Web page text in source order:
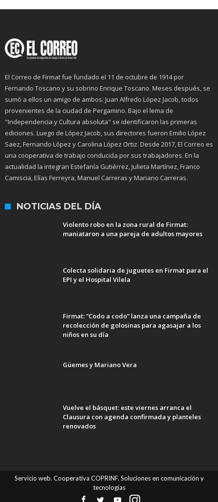
El Correo de Firmat fue fundado el 11 de octubre de 1914 por
Fernando Toscano y su sobrino Enrique Toscano. Meses después, se
sumó a ellos un amigo de ambos: Juan Alfredo López Jacob, todos
provenientes de la ciudad de Pergamino. Bajo el lema de
"Independencia y Cultura absoluta" se identificaron las primeras
ediciones. Luego de López Jacob, sus directores fueron Emilio López
Saez, Fernando López y Carolina López Ortiz. Desde 2017, El Correo es
una cooperativa de trabajo conducida por sus trabajadores. En la
actualidad la integran Estefanía Gutiérrez, Julieta Martínez, Franco
Camiscia, Elías Ferreyra, Manuel Carreras y Mariano Carreras.
NOTICIAS DEL DÍA
Violento robo en la zona rural de Firmat:
maniataron a una pareja de adultos mayores
Colecta solidaria de juguetes en Firmat para el
EPI y el Hospital Vilela
Firmat: “Codo a codo” lanza una campaña de
recolección de golosinas para agasajar a los
niños en su día
Güemes y Mariano Vera
Vuelve el básquet: este viernes arranca el
Clausura con agenda confirmada y planteles
renovados
Servicio web. Cooperativa COPRINF. Soluciones en comunicación y
tecnologías